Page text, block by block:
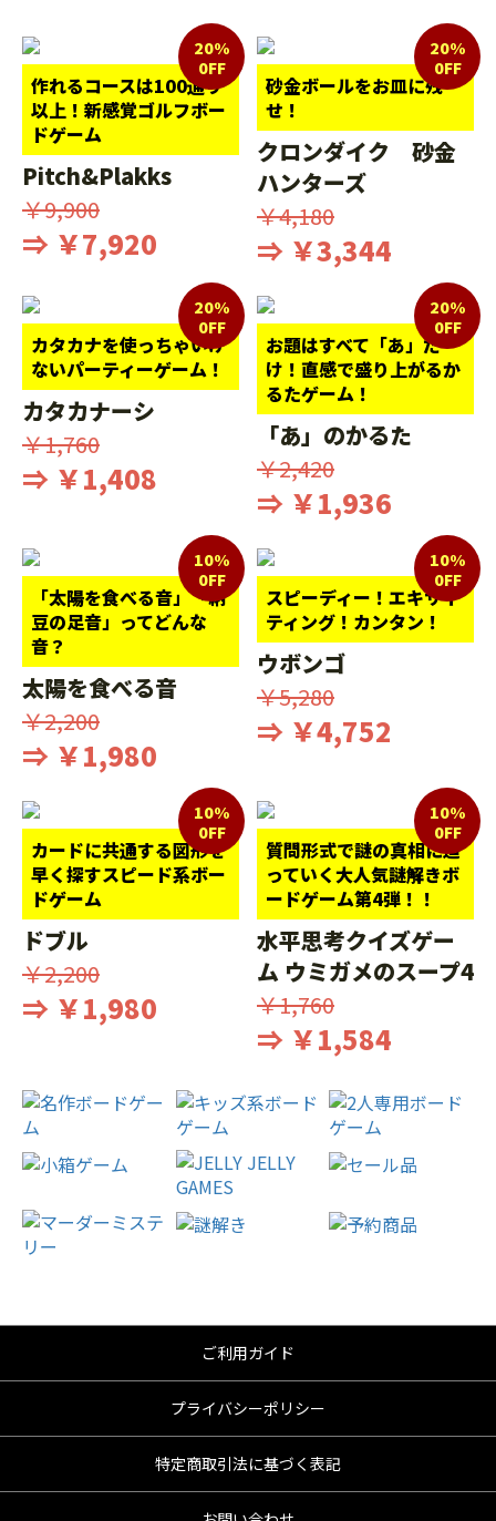
作れるコースは100通り
以上！新感覚ゴルフボー
ドゲーム
20%
0FF
Pitch&Plakks
￥9,900
⇒ ￥7,920
砂金ボールをお皿に残
せ！
20%
0FF
クロンダイク 砂金
ハンターズ
￥4,180
⇒ ￥3,344
カタカナを使っちゃいけ
ないパーティーゲーム！
20%
0FF
カタカナーシ
￥1,760
⇒ ￥1,408
お題はすべて「あ」だ
け！直感で盛り上がるか
るたゲーム！
20%
0FF
「あ」のかるた
￥2,420
⇒ ￥1,936
「太陽を食べる音」「納
豆の足音」ってどんな
音？
10%
0FF
太陽を食べる音
￥2,200
⇒ ￥1,980
スピーディー！エキサイ
ティング！カンタン！
10%
0FF
ウボンゴ
￥5,280
⇒ ￥4,752
カードに共通する図形を
早く探すスピード系ボー
ドゲーム
10%
0FF
ドブル
￥2,200
⇒ ￥1,980
質問形式で謎の真相に迫
っていく大人気謎解きボ
ードゲーム第4弾！！
10%
0FF
水平思考クイズゲー
ム ウミガメのスープ4
￥1,760
⇒ ￥1,584
ご利用ガイド
プライバシーポリシー
特定商取引法に基づく表記